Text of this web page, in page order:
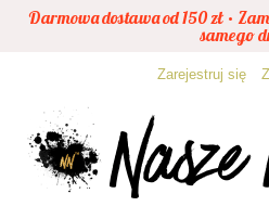
Darmowa dostawa od 150 zł •
samego
Zarejestruj się